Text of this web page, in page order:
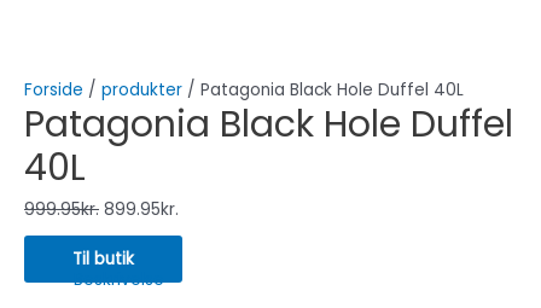
Forside / produkter / Patagonia Black Hole Duffel 40L
Patagonia Black Hole Duffel
40L
999.95kr. 899.95kr.
Til butik
Beskrivelse